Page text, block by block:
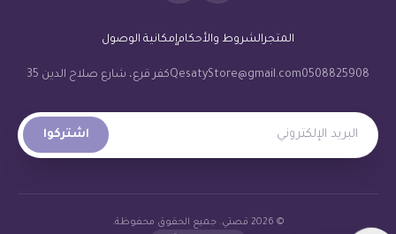
المتجر الشروط والأحكامإمكانية الوصول
0508825908
QesatyStore@gmail.comكفر قرع، شارع صلاح الدين 35
البريد الإلكتروني
اشتركوا
© 2026 قصتي. جميع الحقوق محفوظة.